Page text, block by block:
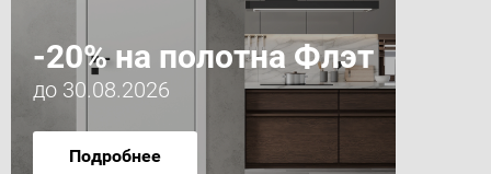
-20% на полотна Флэт
до 30.08.2026
Подробнее